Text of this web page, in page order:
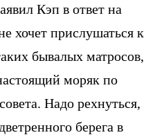
Кэп в ответ на
хочет прислушаться к
бывалых матросов,
моряк по
Надо рехнуться,
берега в